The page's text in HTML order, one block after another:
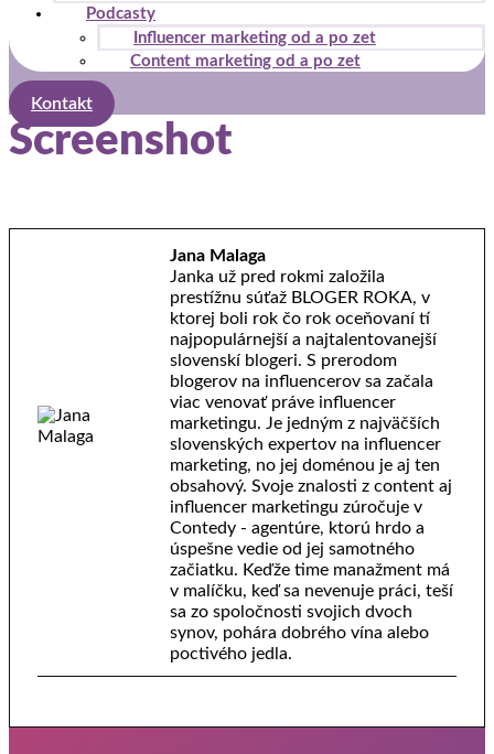
Podcasty
Influencer marketing od a po zet
Content marketing od a po zet
Kontakt
Screenshot
Jana Malaga
Janka už pred rokmi založila
prestížnu súťaž BLOGER ROKA, v
ktorej boli rok čo rok oceňovaní tí
najpopulárnejší a najtalentovanejší
slovenskí blogeri. S prerodom
blogerov na influencerov sa začala
viac venovať práve influencer
marketingu. Je jedným z najväčších
slovenských expertov na influencer
marketing, no jej doménou je aj ten
obsahový. Svoje znalosti z content aj
influencer marketingu zúročuje v
Contedy - agentúre, ktorú hrdo a
úspešne vedie od jej samotného
začiatku. Keďže time manažment má
v malíčku, keď sa nevenuje práci, teší
sa zo spoločnosti svojich dvoch
synov, pohára dobrého vína alebo
poctivého jedla.